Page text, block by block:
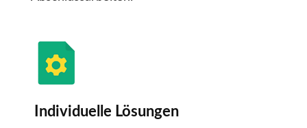
Individuelle Lösungen